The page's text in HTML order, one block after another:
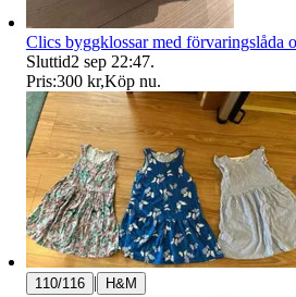
Clics byggklossar med förvaringslåda
Sluttid2 sep 22:47.
Pris:300 kr,Köp nu.
110/116 | H&M